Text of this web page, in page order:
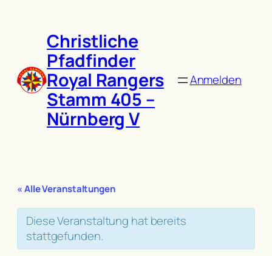
Christliche
Pfadfinder
Royal Rangers
Stamm 405 –
Nürnberg V
Anmelden
« Alle Veranstaltungen
Diese Veranstaltung hat bereits
stattgefunden.